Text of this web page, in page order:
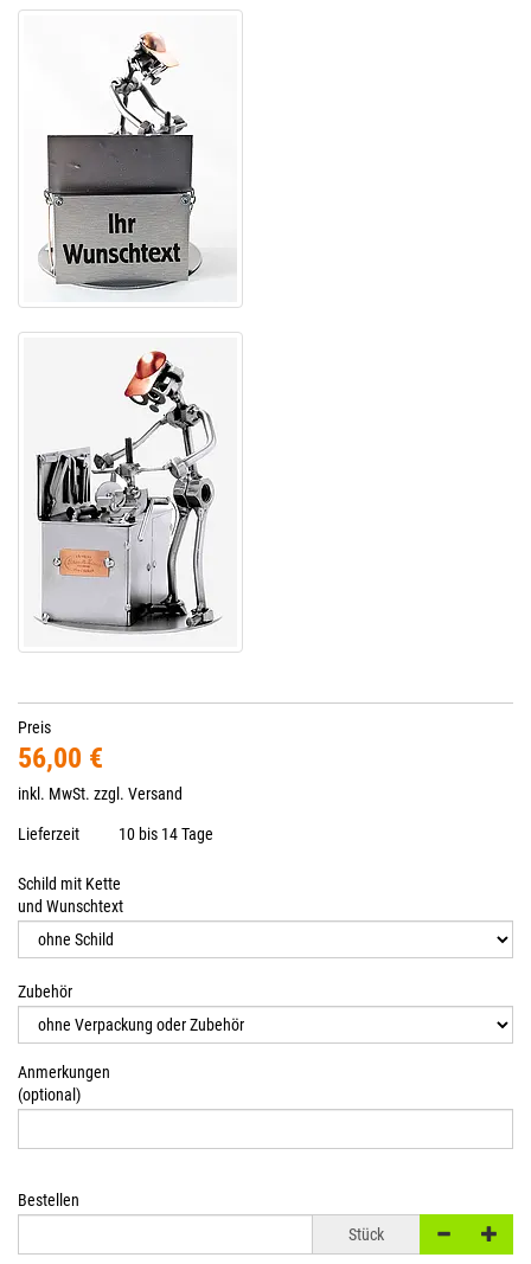
Preis
56,00 €
inkl. MwSt. zzgl. Versand
Lieferzeit 10 bis 14 Tage
Schild mit Kette
und Wunschtext
Zubehör
Anmerkungen
(optional)
Bestellen
Stück